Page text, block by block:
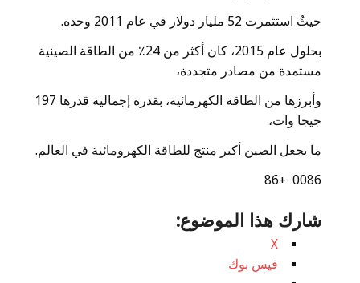
حيثُ استثمرت 52 مليار دولار في عام 2011 وحده.
بحلول عام 2015، كان أكثر من 24٪ من الطاقة الصينية
مستمدة من مصادر متجددة،
وأبرزها من الطاقة الكهرمائية، بقدرة إجمالية قدرها 197
جيجا وات،
ما يجعل الصين أكبر منتج للطاقة الكهرومائية في العالم.
0086 +86
شارك هذا الموضوع:
X
فيس بوك